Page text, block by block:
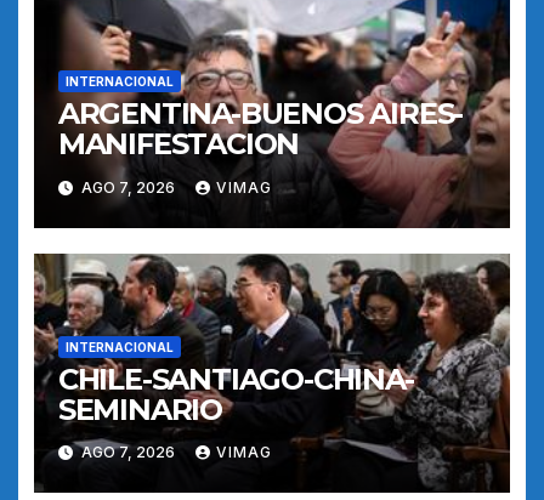
INTERNACIONAL
ARGENTINA-BUENOS AIRES-
MANIFESTACION
AGO 7, 2026 VIMAG
INTERNACIONAL
CHILE-SANTIAGO-CHINA-
SEMINARIO
AGO 7, 2026 VIMAG